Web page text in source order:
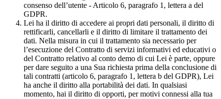
consenso dell’utente - Articolo 6, paragrafo 1, lettera a del
GDPR.
Lei ha il diritto di accedere ai propri dati personali, il diritto di
rettificarli, cancellarli e il diritto di limitare il trattamento dei
dati. Nella misura in cui il trattamento sia necessario per
l’esecuzione del Contratto di servizi informativi ed educativi o
del Contratto relativo al conto demo di cui Lei è parte, oppure
per dare seguito a una Sua richiesta prima della conclusione di
tali contratti (articolo 6, paragrafo 1, lettera b del GDPR), Lei
ha anche il diritto alla portabilità dei dati. In qualsiasi
momento, hai il diritto di opporti, per motivi connessi alla tua